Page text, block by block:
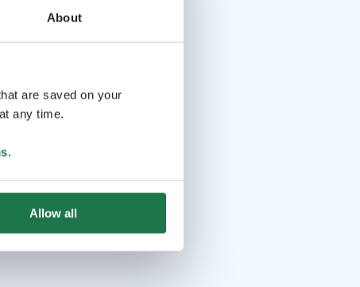
About
are saved on your
any time.
.
Allow all